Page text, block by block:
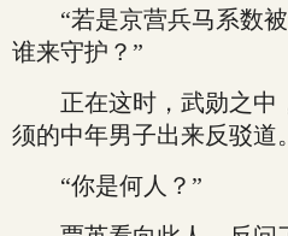
“若是京营兵马系数被
谁来守护？”
正在这时，武勋之中
须的中年男子出来反驳道。
“你是何人？”